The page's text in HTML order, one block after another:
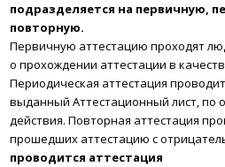
подразделяется на первичную,
повторную.
Первичную аттестацию проходят
о прохождении аттестации в
Периодическая аттестация
выданный Аттестационный лист, по
действия. Повторная аттестация
прошедших аттестацию с
проводится аттестация